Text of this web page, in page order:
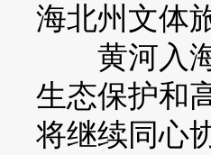
海北州文体
黄河入海
生态保护和
将继续同心